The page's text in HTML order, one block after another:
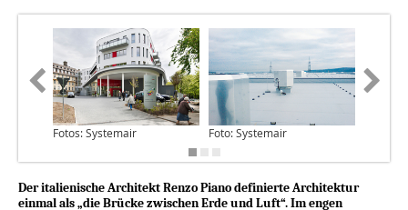
Fotos: Systemair Foto: Systemair
Der italienische Architekt Renzo Piano definierte Architektur
einmal als „die Brücke zwischen Erde und Luft“. Im engen